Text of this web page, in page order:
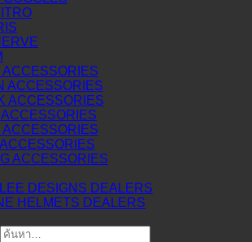
ACCESSORIES
ACCESSORIES
ACCESSORIES
ACCESSORIES
DESIGNS DEALERS
HELMETS DEALERS